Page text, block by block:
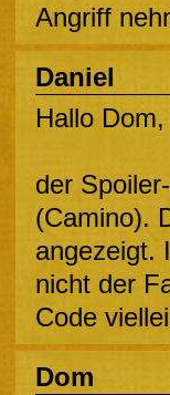
Angriff
Daniel
Hallo Dom,
der
(Camino).
angezeigt.
nicht der
Code
Dom